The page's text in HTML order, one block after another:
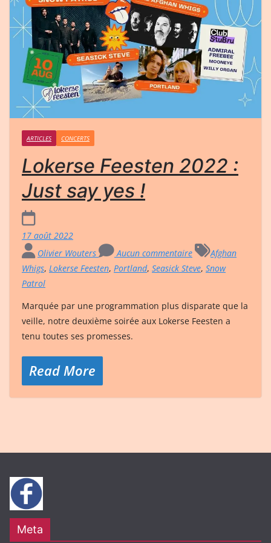
ARTICLES CONCERTS
Lokerse Feesten 2022 :
Just say yes !
17 août 2022
Olivier Wouters
Aucun commentaire
Afghan
Whigs, Lokerse Feesten, Portland, Seasick Steve, Snow
Patrol
Marquée par une programmation plus disparate que la
veille, notre deuxième soirée aux Lokerse Feesten a
tenu toutes ses promesses.
Read More
Meta